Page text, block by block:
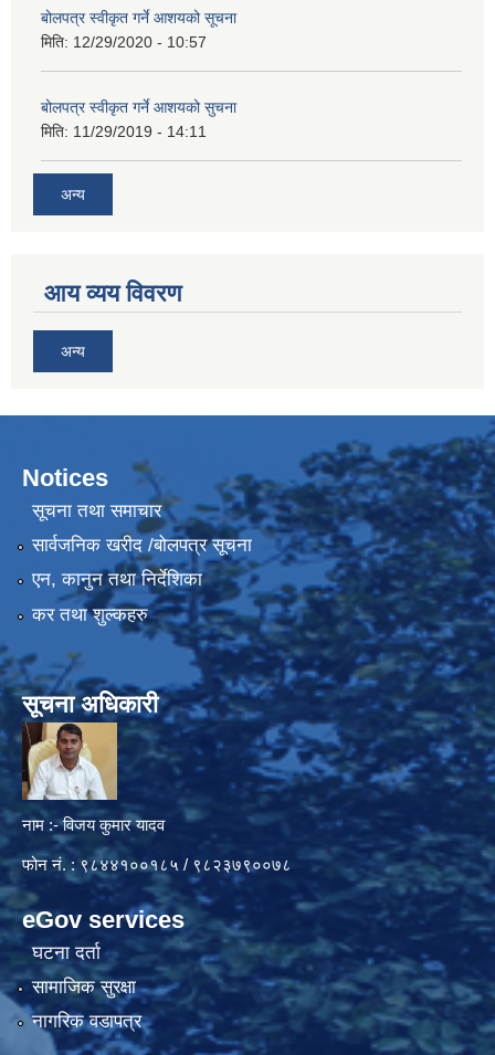
बोलपत्र स्वीकृत गर्ने आशयको सूचना
मिति: 12/29/2020 - 10:57
बोलपत्र स्वीकृत गर्ने आशयको सुचना
मिति: 11/29/2019 - 14:11
अन्य
आय व्यय विवरण
अन्य
Notices
सूचना तथा समाचार
सार्वजनिक खरीद /बोलपत्र सूचना
एन, कानुन तथा निर्देशिका
कर तथा शुल्कहरु
सूचना अधिकारी
नाम :- विजय कुमार यादव
फोन नं. : ९८४४१००१८५ / ९८२३७९००७८
eGov services
घटना दर्ता
सामाजिक सुरक्षा
नागरिक वडापत्र